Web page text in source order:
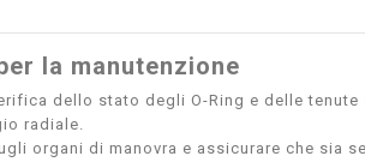
la manutenzione
dello stato degli O-Ring e delle
radiale.
organi di manovra e assicurare che sia